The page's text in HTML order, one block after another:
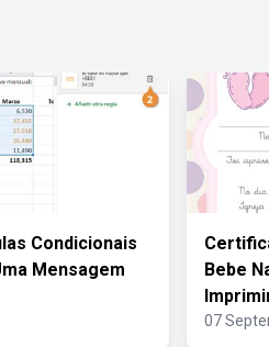
Condicionais
Mensagem
Bebe
07